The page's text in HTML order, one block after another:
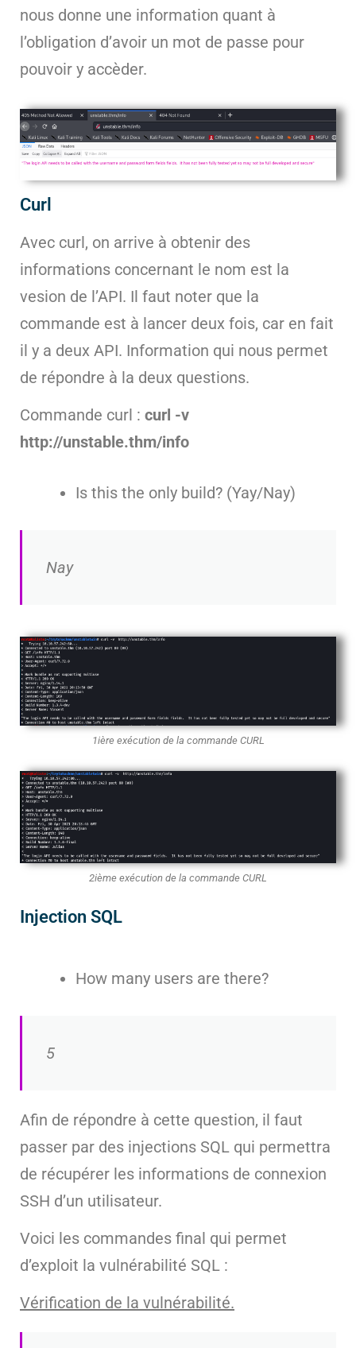
nous donne une information quant à
l’obligation d’avoir un mot de passe pour
pouvoir y accèder.
Curl
Avec curl, on arrive à obtenir des
informations concernant le nom est la
vesion de l’API. Il faut noter que la
commande est à lancer deux fois, car en fait
il y a deux API. Information qui nous permet
de répondre à la deux questions.
Commande curl : curl -v
http://unstable.thm/info
Is this the only build? (Yay/Nay)
Nay
1ière exécution de la commande CURL
2ième exécution de la commande CURL
Injection SQL
How many users are there?
5
Afin de répondre à cette question, il faut
passer par des injections SQL qui permettra
de récupérer les informations de connexion
SSH d’un utilisateur.
Voici les commandes final qui permet
d’exploit la vulnérabilité SQL :
Vérification de la vulnérabilité.